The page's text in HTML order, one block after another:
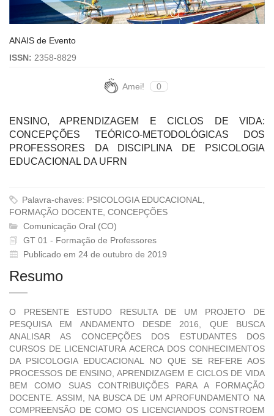
ANAIS de Evento
ISSN: 2358-8829
Amei! 0
ENSINO, APRENDIZAGEM E CICLOS DE VIDA:
CONCEPÇÕES TEÓRICO-METODOLÓGICAS DOS
PROFESSORES DA DISCIPLINA DE PSICOLOGIA
EDUCACIONAL DA UFRN
Palavra-chaves: PSICOLOGIA EDUCACIONAL,
FORMAÇÃO DOCENTE, CONCEPÇÕES
Comunicação Oral (CO)
GT 01 - Formação de Professores
Publicado em 24 de outubro de 2019
Resumo
O PRESENTE ESTUDO RESULTA DE UM PROJETO DE
PESQUISA EM ANDAMENTO DESDE 2016, QUE BUSCA
ANALISAR AS CONCEPÇÕES DOS ESTUDANTES DOS
CURSOS DE LICENCIATURA ACERCA DOS CONHECIMENTOS
DA PSICOLOGIA EDUCACIONAL NO QUE SE REFERE AOS
PROCESSOS DE ENSINO, APRENDIZAGEM E CICLOS DE VIDA
BEM COMO SUAS CONTRIBUIÇÕES PARA A FORMAÇÃO
DOCENTE. ASSIM, NA BUSCA DE UM APROFUNDAMENTO NA
COMPREENSÃO DE COMO OS LICENCIANDOS CONSTROEM